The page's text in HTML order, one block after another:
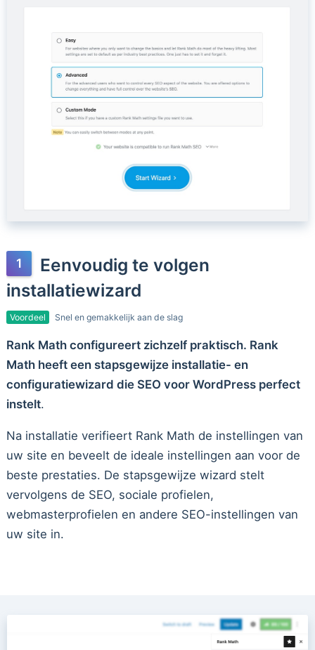
Eenvoudig te volgen
installatiewizard
Voordeel Snel en gemakkelijk aan de slag
Rank Math configureert zichzelf praktisch. Rank
Math heeft een stapsgewijze installatie- en
configuratiewizard die SEO voor WordPress perfect
instelt.
Na installatie verifieert Rank Math de instellingen van
uw site en beveelt de ideale instellingen aan voor de
beste prestaties. De stapsgewijze wizard stelt
vervolgens de SEO, sociale profielen,
webmasterprofielen en andere SEO-instellingen van
uw site in.